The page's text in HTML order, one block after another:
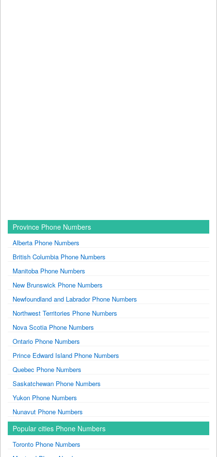
Province Phone Numbers
Alberta Phone Numbers
British Columbia Phone Numbers
Manitoba Phone Numbers
New Brunswick Phone Numbers
Newfoundland and Labrador Phone Numbers
Northwest Territories Phone Numbers
Nova Scotia Phone Numbers
Ontario Phone Numbers
Prince Edward Island Phone Numbers
Quebec Phone Numbers
Saskatchewan Phone Numbers
Yukon Phone Numbers
Nunavut Phone Numbers
Popular cities Phone Numbers
Toronto Phone Numbers